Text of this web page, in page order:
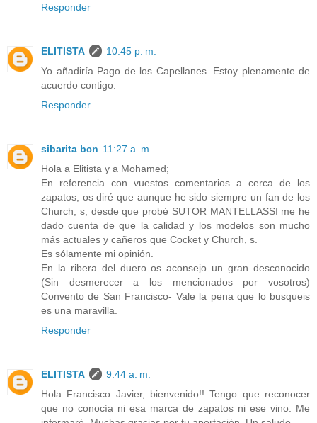
Responder
ELITISTA
10:45 p. m.
Yo añadiría Pago de los Capellanes. Estoy plenamente de
acuerdo contigo.
Responder
sibarita bcn 11:27 a. m.
Hola a Elitista y a Mohamed;
En referencia con vuestos comentarios a cerca de los
zapatos, os diré que aunque he sido siempre un fan de los
Church, s, desde que probé SUTOR MANTELLASSI me he
dado cuenta de que la calidad y los modelos son mucho
más actuales y cañeros que Cocket y Church, s.
Es sólamente mi opinión.
En la ribera del duero os aconsejo un gran desconocido
(Sin desmerecer a los mencionados por vosotros)
Convento de San Francisco- Vale la pena que lo busqueis
es una maravilla.
Responder
ELITISTA
9:44 a. m.
Hola Francisco Javier, bienvenido!! Tengo que reconocer
que no conocía ni esa marca de zapatos ni ese vino. Me